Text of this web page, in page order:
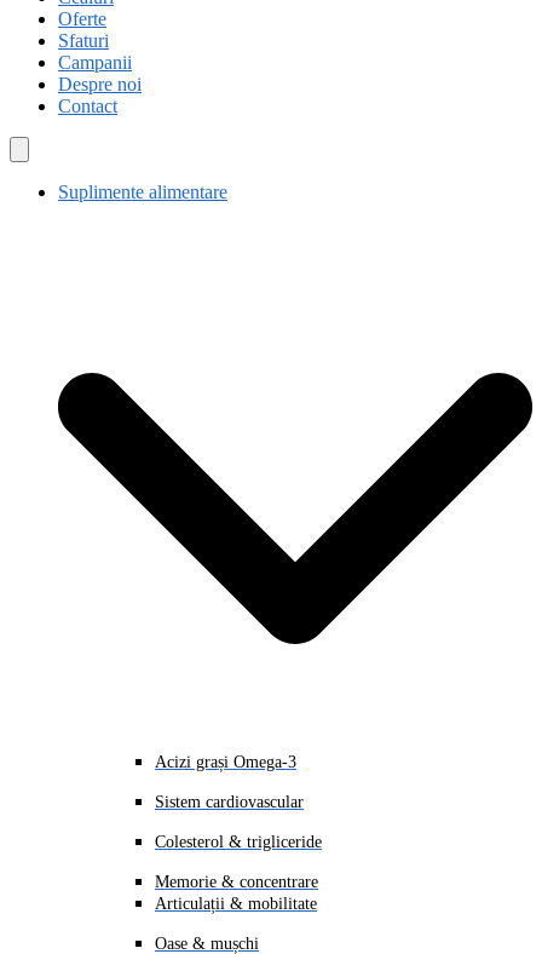
Oferte
Sfaturi
Campanii
Despre noi
Contact
Suplimente alimentare
Acizi grași Omega-3
Sistem cardiovascular
Colesterol & trigliceride
Memorie & concentrare
Articulații & mobilitate
Oase & mușchi